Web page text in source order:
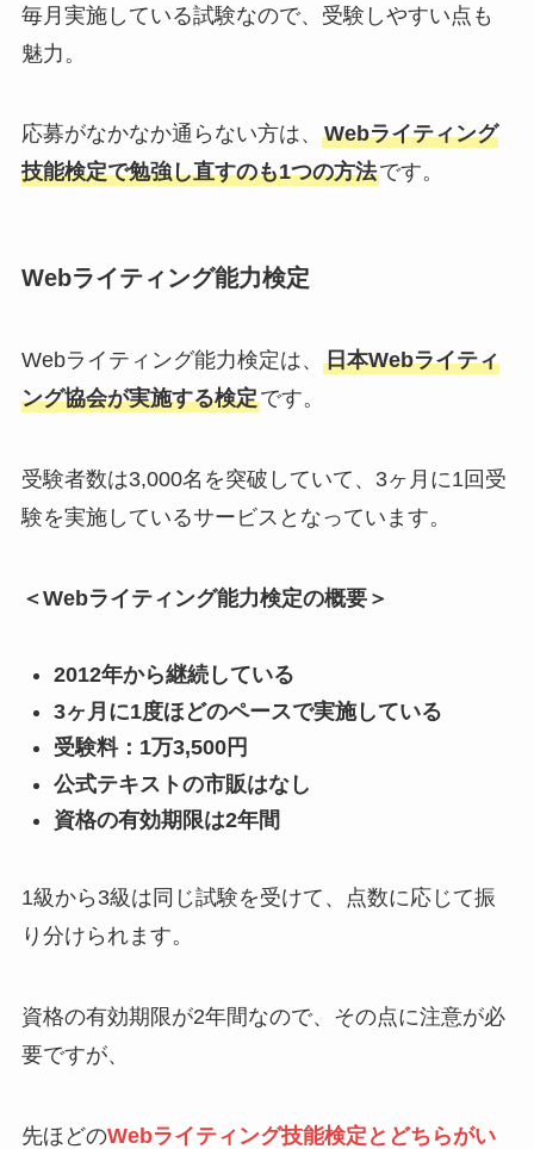
毎月実施している試験なので、受験しやすい点も
魅力。
応募がなかなか通らない方は、 Webライティング
技能検定で勉強し直すのも1つの方法です。
Webライティング能力検定
Webライティング能力検定は、 日本Webライティ
ング協会が実施する検定です。
受験者数は3,000名を突破していて、3ヶ月に1回受
験を実施しているサービスとなっています。
＜Webライティング能力検定の概要＞
2012年から継続している
3ヶ月に1度ほどのペースで実施している
受験料：1万3,500円
公式テキストの市販はなし
資格の有効期限は2年間
1級から3級は同じ試験を受けて、点数に応じて振
り分けられます。
資格の有効期限が2年間なので、その点に注意が必
要ですが、
先ほどのWebライティング技能検定とどちらがい